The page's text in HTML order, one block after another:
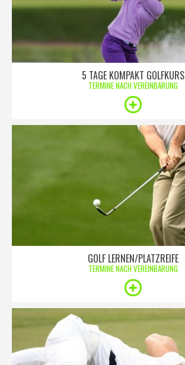
5 TAGE KOMPAKT GOLFKURS
TERMINE NACH VEREINBARUNG
GOLF LERNEN/PLATZREIFE
TERMINE NACH VEREINBARUNG